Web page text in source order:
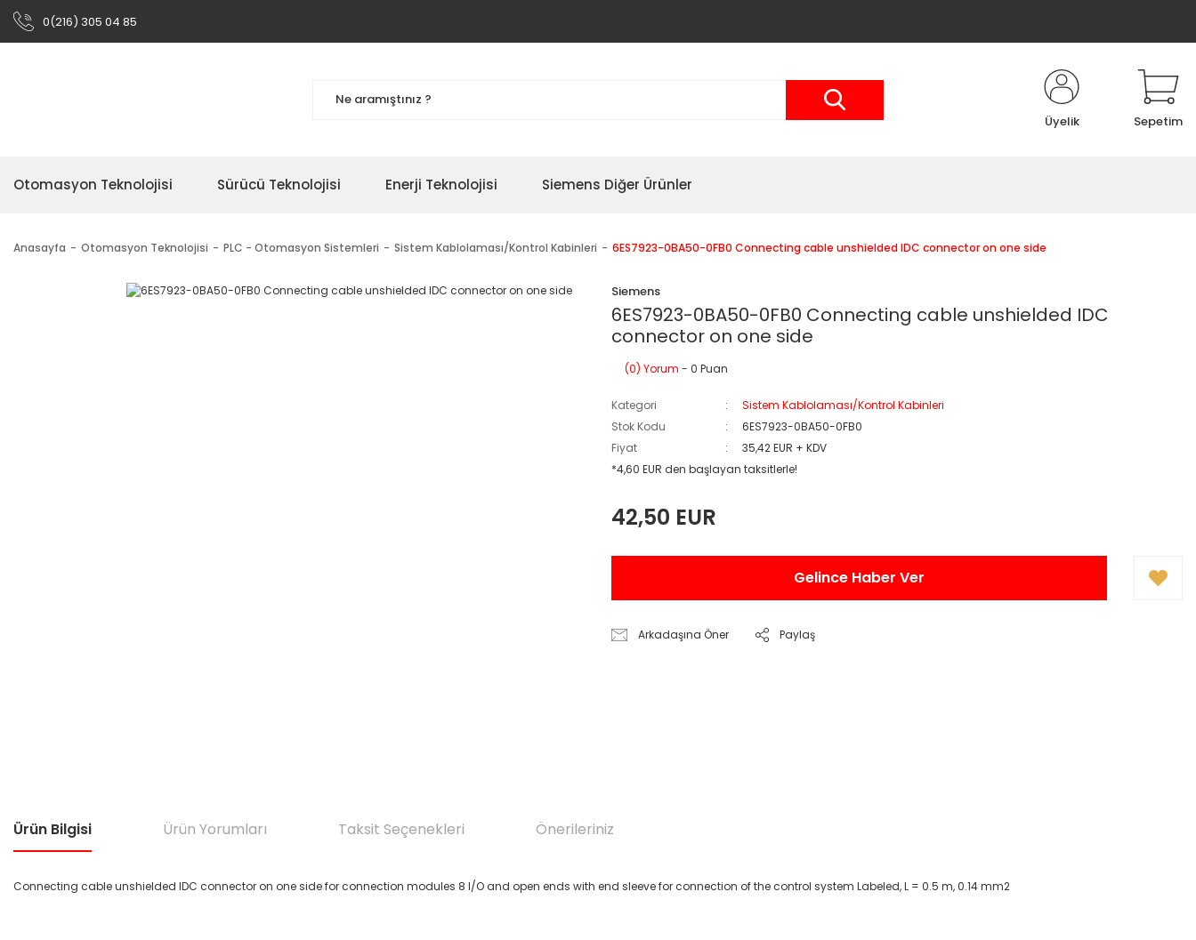
0(216) 305 04 85
Üyelik Sepetim
Otomasyon Teknolojisi Sürücü Teknolojisi Enerji Teknolojisi Siemens Diğer Ürünler
Anasayfa Otomasyon Teknolojisi PLC - Otomasyon Sistemleri Sistem Kablolaması/Kontrol Kabinleri 6ES7923-0BA50-0FB0 Connecting cable unshielded IDC connector on one side
Siemens
6ES7923-0BA50-0FB0 Connecting cable unshielded IDC
connector on one side
(0) Yorum - 0 Puan
Kategori
Sistem Kablolaması/Kontrol Kabinleri
Stok Kodu
6ES7923-0BA50-0FB0
Fiyat
35,42 EUR + KDV
*4,60 EUR den başlayan taksitlerle!
42,50 EUR
Gelince Haber Ver
Arkadaşına Öner Paylaş
Ürün Bilgisi Ürün Yorumları Taksit Seçenekleri Önerileriniz
Connecting cable unshielded IDC connector on one side for connection modules 8 I/O and open ends with end sleeve for connection of the control system Labeled, L = 0.5 m, 0.14 mm2